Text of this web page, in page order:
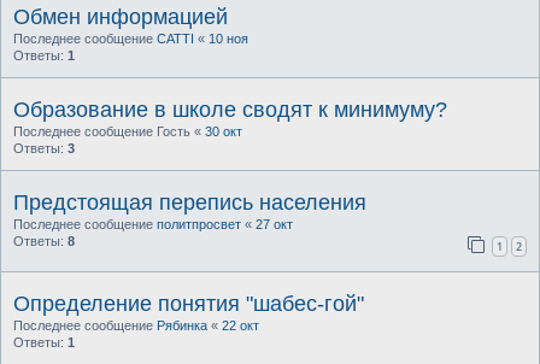
Обмен информацией
Последнее сообщение CATTI « 10 ноя
Ответы: 1
Образование в школе сводят к минимуму?
Последнее сообщение Гость « 30 окт
Ответы: 3
Предстоящая перепись населения
Последнее сообщение политпросвет « 27 окт
Ответы: 8 1 2
Определение понятия "шабес-гой"
Последнее сообщение Рябинка « 22 окт
Ответы: 1